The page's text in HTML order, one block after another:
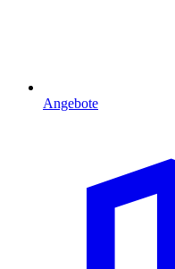
Angebote